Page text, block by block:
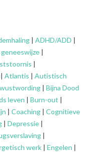
| ADHD/ADD |
|
|
| Atlantis | Autistisch
| Bijna Dood
leven | Burn-out |
| Coaching | Cognitieve
| Depressie |
|
werk | Engelen |